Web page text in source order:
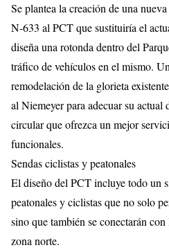
Se plantea la creación de una
N-633 al PCT que sustituiría el
diseña una rotonda dentro del
tráfico de vehículos en el mismo.
remodelación de la glorieta
al Niemeyer para adecuar su
circular que ofrezca un mejor
funcionales.
Sendas ciclistas y peatonales
El diseño del PCT incluye todo un
peatonales y ciclistas que no solo
sino que también se conectarán
zona norte.